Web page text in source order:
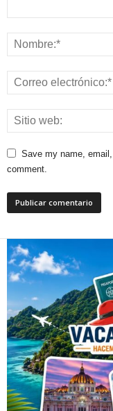
Save my name,
comment.